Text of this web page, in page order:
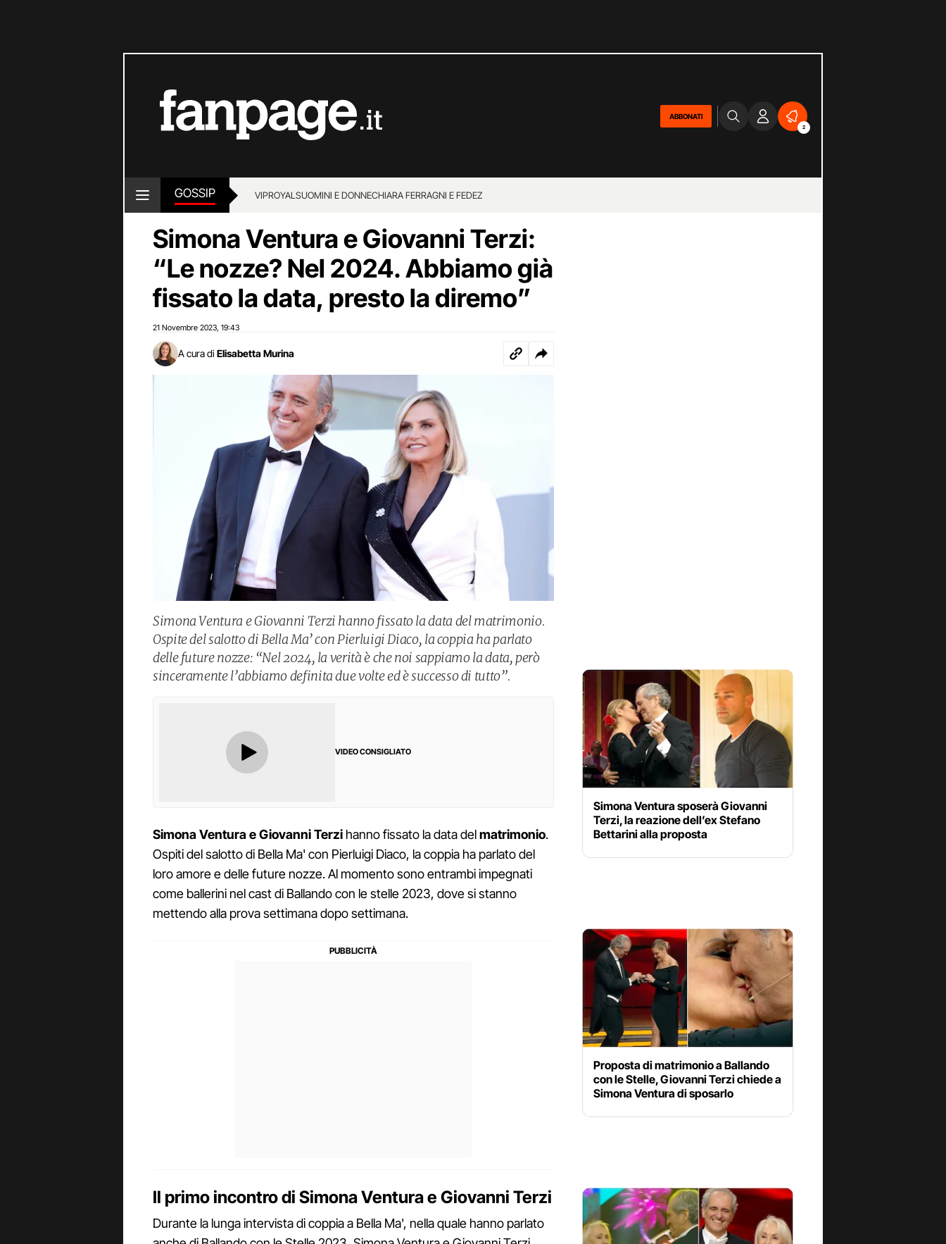
ABBONATI
2
GOSSIP VIPROYALSUOMINI E DONNECHIARA FERRAGNI E FEDEZ
Simona Ventura e Giovanni Terzi:
“Le nozze? Nel 2024. Abbiamo già
fissato la data, presto la diremo”
21 Novembre 2023 19:43
A cura di Elisabetta Murina
Simona Ventura e Giovanni Terzi hanno fissato la data del matrimonio.
Ospite del salotto di Bella Ma’ con Pierluigi Diaco, la coppia ha parlato
delle future nozze: “Nel 2024, la verità è che noi sappiamo la data, però
sinceramente l’abbiamo definita due volte ed è successo di tutto”.
VIDEO CONSIGLIATO
Simona Ventura e Giovanni Terzi hanno fissato la data delmatrimonio.
Ospiti del salotto di Bella Ma' con Pierluigi Diaco, la coppia ha parlato del
loro amore e delle future nozze. Al momento sono entrambi impegnati
come ballerini nel cast di Ballando con le stelle 2023, dove si stanno
mettendo alla prova settimana dopo settimana.
Il primo incontro di Simona Ventura e Giovanni Terzi
Durante la lunga intervista di coppia a Bella Ma', nella quale hanno parlato
Simona Ventura sposerà Giovanni
Terzi, la reazione dell’ex Stefano
Bettarini alla proposta
Proposta di matrimonio a Ballando
con le Stelle, Giovanni Terzi chiede a
Simona Ventura di sposarlo